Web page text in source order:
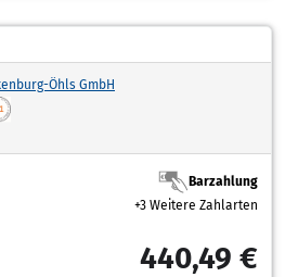
Öhls GmbH
Barzahlung
+3 Weitere Zahlarten
440,49 €